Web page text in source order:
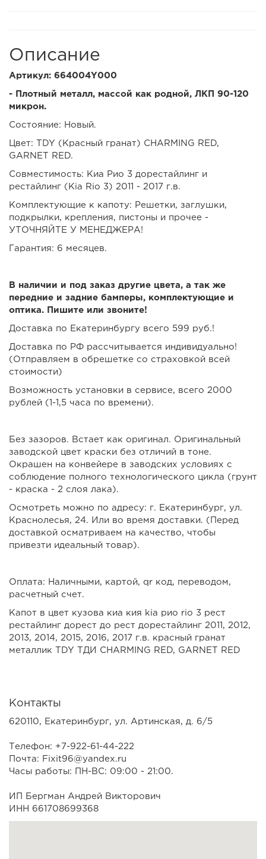
Описание
Артикул: 664004Y000
- Плотный металл, массой как родной, ЛКП 90-120
микрон.
Состояние: Новый.
Цвет: TDY (Красный гранат) CHARMING RED,
GARNET RED.
Совместимость: Киа Рио 3 дорестайлинг и
рестайлинг (Kia Rio 3) 2011 - 2017 г.в.
Комплектующие к капоту: Решетки, заглушки,
подкрылки, крепления, пистоны и прочее -
УТОЧНЯЙТЕ У МЕНЕДЖЕРА!
Гарантия: 6 месяцев.
В наличии и под заказ другие цвета, а так же
передние и задние бамперы, комплектующие и
оптика. Пишите или звоните!
Доставка по Екатеринбургу всего 599 руб.!
Доставка по РФ рассчитывается индивидуально!
(Отправляем в обрешетке со страховкой всей
стоимости)
Возможность установки в сервисе, всего 2000
рублей (1-1,5 часа по времени).
Без зазоров. Встает как оригинал. Оригинальный
заводской цвет краски без отличий в тоне.
Окрашен на конвейере в заводских условиях с
соблюдение полного технологического цикла (грунт
- краска - 2 слоя лака).
Осмотреть можно по адресу: г. Екатеринбург, ул.
Краснолесья, 24. Или во время доставки. (Перед
доставкой осматриваем на качество, чтобы
привезти идеальный товар).
Оплата: Наличными, картой, qr код, переводом,
расчетный счет.
Капот в цвет кузова киа кия kia рио rio 3 рест
рестайлинг дорест до рест дорестайлинг 2011, 2012,
2013, 2014, 2015, 2016, 2017 г.в. красный гранат
металлик TDY ТДИ CHARMING RED, GARNET RED
Контакты
620110, Екатеринбург, ул. Артинская, д. 6/5
Телефон: +7-922-61-44-222
Почта: Fixit96@yandex.ru
Часы работы: ПН-ВС: 09:00 - 21:00.
ИП Бергман Андрей Викторович
ИНН 661708699368